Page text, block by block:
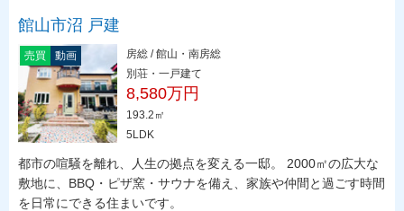
館山市沼 戸建
売買 動画
房総 / 館山・南房総
別荘・一戸建て
8,580万円
193.2㎡
5LDK
都市の喧騒を離れ、人生の拠点を変える一邸。 2000㎡の広大な
敷地に、BBQ・ピザ窯・サウナを備え、家族や仲間と過ごす時間
を日常にできる住まいです。